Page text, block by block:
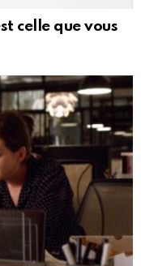
celle que vous